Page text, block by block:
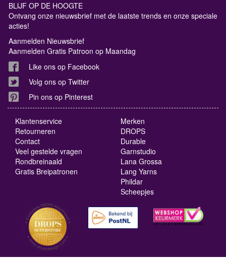
BLIJF OP DE HOOGTE
Ontvang onze nieuwsbrief met de laatste trends en onze speciale
acties!
Aanmelden Nieuwsbrief
Aanmelden Gratis Patroon op Maandag
Like ons op Facebook
Volg ons op Twitter
Pin ons op Pinterest
Klantenservice
Retourneren
Contact
Veel gestelde vragen
Rondbreinaald
Gratis Breipatronen
Merken
DROPS
Durable
Garnstudio
Lana Grossa
Lang Yarns
Phildar
Scheepjes